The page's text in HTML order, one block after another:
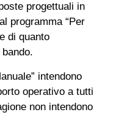
progettuali in
programma “Per
di quanto
intendono
operativo a tutti
non intendono